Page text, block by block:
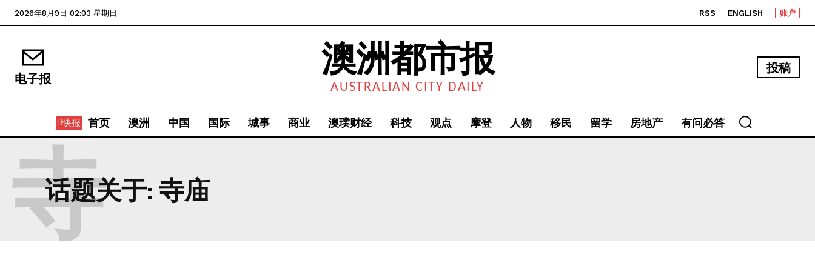
2026年8月9日 02:03 星期日 RSS ENGLISH 账户
电子报 澳洲都市报
AUSTRALIAN CITY DAILY
投稿
快报 首页 澳洲 中国 国际 城事 商业 澳璞财经 科技 观点 摩登 人物 移民 留学 房地产 有问必答
话题关于: 寺庙
寺